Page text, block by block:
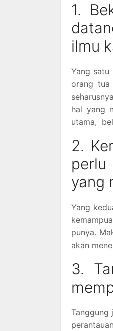
1.
ilmu
Yang satu
orang tua
hal yang
utama,
2.
perlu
yang
Yang
punya.
akan
3.
Tanggung